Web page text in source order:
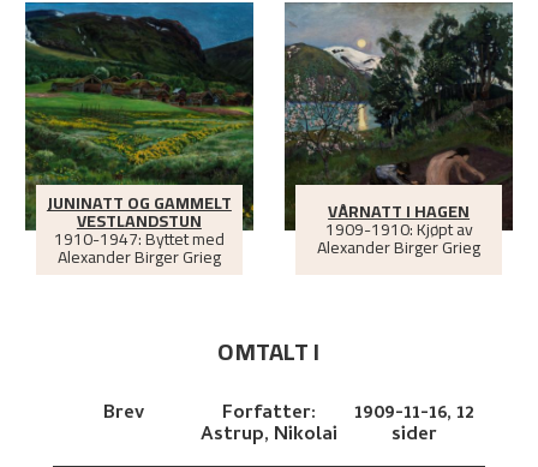
JUNINATT OG GAMMELT
VESTLANDSTUN
1910-1947: Byttet med
Alexander Birger Grieg
VÅRNATT I HAGEN
1909-1910: Kjøpt av
Alexander Birger Grieg
OMTALT I
Brev Forfatter:
Astrup, Nikolai
1909-11-16,12
sider